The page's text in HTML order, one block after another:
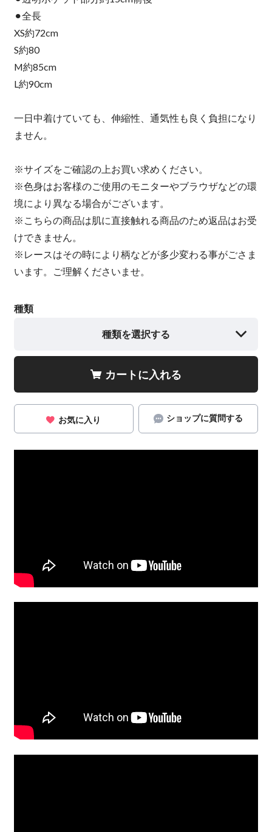
⚫︎全長
XS約72cm
S約80
M約85cm
L約90cm
一日中着けていても、伸縮性、通気性も良く負担になり
ません。
※サイズをご確認の上お買い求めください。
※色身はお客様のご使用のモニターやブラウザなどの環
境により異なる場合がございます。
※こちらの商品は肌に直接触れる商品のため返品はお受
けできません。
※レースはその時により柄などが多少変わる事がごさま
います。ご理解くださいませ。
種類
種類を選択する
カートに入れる
お気に入り ショップに質問する